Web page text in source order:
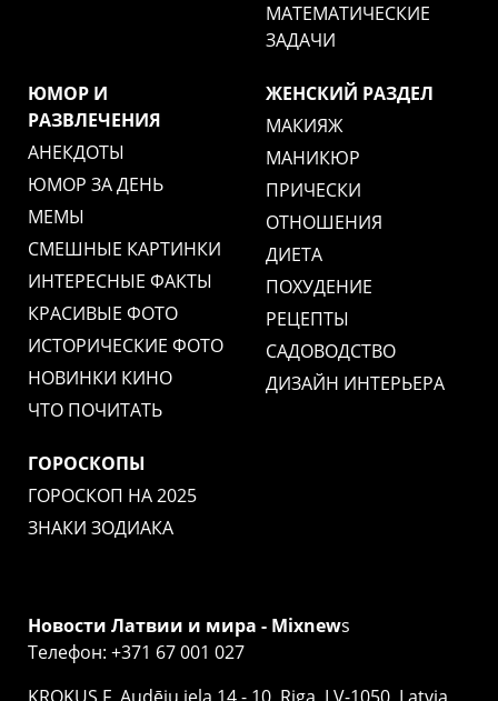
МАТЕМАТИЧЕСКИЕ
ЗАДАЧИ
ЮМОР И
РАЗВЛЕЧЕНИЯ
АНЕКДОТЫ
ЮМОР ЗА ДЕНЬ
МЕМЫ
СМЕШНЫЕ КАРТИНКИ
ИНТЕРЕСНЫЕ ФАКТЫ
КРАСИВЫЕ ФОТО
ИСТОРИЧЕСКИЕ ФОТО
НОВИНКИ КИНО
ЧТО ПОЧИТАТЬ
ЖЕНСКИЙ РАЗДЕЛ
МАКИЯЖ
МАНИКЮР
ПРИЧЕСКИ
ОТНОШЕНИЯ
ДИЕТА
ПОХУДЕНИЕ
РЕЦЕПТЫ
САДОВОДСТВО
ДИЗАЙН ИНТЕРЬЕРА
ГОРОСКОПЫ
ГОРОСКОП НА 2025
ЗНАКИ ЗОДИАКА
Новости Латвии и мира - Mixnews
Телефон: +371 67 001 027